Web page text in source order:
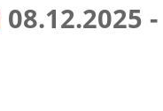
08.12.2025